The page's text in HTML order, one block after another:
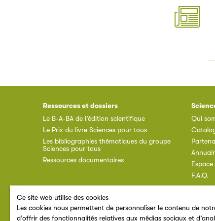
Ce site web utilise des cookies
Les cookies nous permettent de personnaliser le contenu de
d’offrir des fonctionnalités relatives aux médias sociaux et
Ressources et dossiers
Le B-A-BA de l’édition scientifique
Le Prix du livre Sciences pour tous
Les bibliographies thématiques du groupe
Sciences pour tous
Ressources documentaires
Qui
F.A.Q.